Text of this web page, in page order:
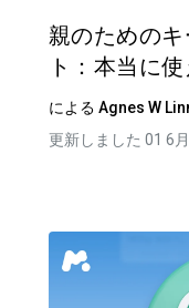
親のための
ト：本当に
による Agnes W
更新しました 01 6